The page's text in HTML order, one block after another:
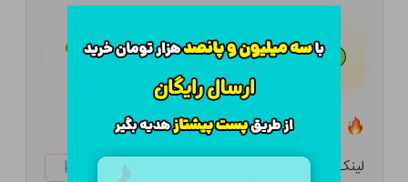
هـر قسط با تــرب‌پــی:۱۹,۵۵۳ تومان
لینک کوتاه: ketabtala.com/sbp-28378